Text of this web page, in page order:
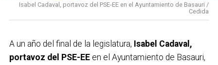
Isabel Cadaval, portavoz del PSE-EE en el Ayuntamiento de Basauri /
Cedida
A un año del final de la legislatura, Isabel Cadaval,
portavoz del PSE-EEen el Ayuntamiento de Basauri,